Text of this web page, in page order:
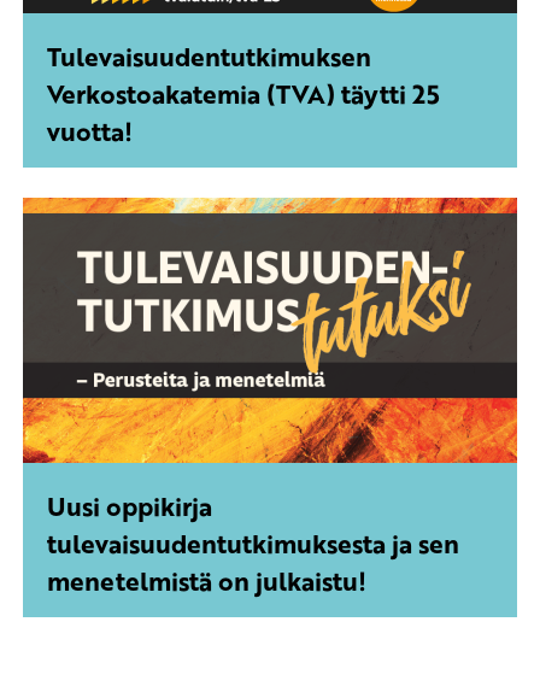
Tulevaisuudentutkimuksen
Verkostoakatemia (TVA) täytti 25
vuotta!
Uusi oppikirja
tulevaisuudentutkimuksesta ja sen
menetelmistä on julkaistu!